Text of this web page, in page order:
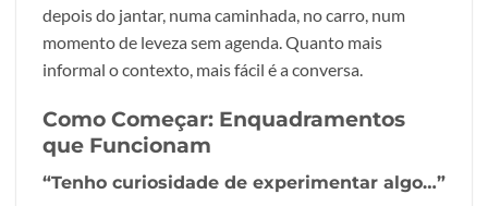
depois do jantar, numa caminhada, no carro, num
momento de leveza sem agenda. Quanto mais
informal o contexto, mais fácil é a conversa.
Como Começar: Enquadramentos
que Funcionam
“Tenho curiosidade de experimentar algo…”